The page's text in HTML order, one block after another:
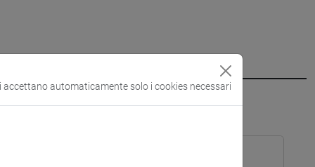
automaticamente solo i cookies necessari